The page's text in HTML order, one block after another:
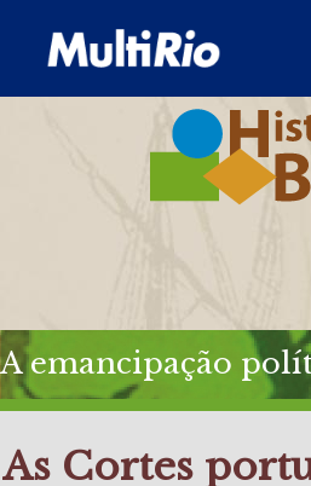
A emancipação
As Cortes